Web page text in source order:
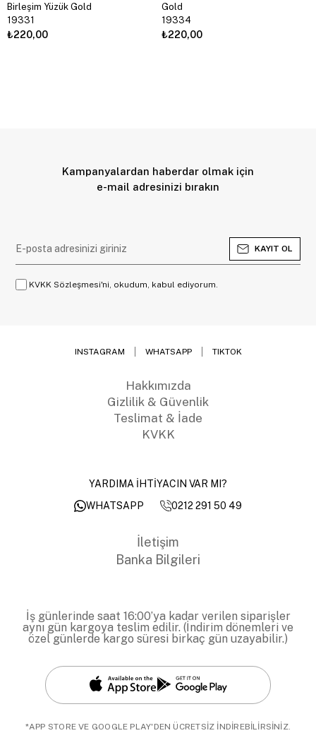
Birleşim Yüzük Gold
19331
₺220,00
Gold
19334
₺220,00
Kampanyalardan haberdar olmak için
e-mail adresinizi bırakın
KAYIT OL
KVKK Sözleşmesi'ni, okudum, kabul ediyorum.
INSTAGRAM WHATSAPP TIKTOK
Hakkımızda
Gizlilik & Güvenlik
Teslimat & İade
KVKK
YARDIMA İHTİYACIN VAR MI?
WHATSAPP
0212 291 50 49
İletişim
Banka Bilgileri
İş günlerinde saat 16:00’ya kadar verilen siparişler
aynı gün kargoya teslim edilir. (İndirim dönemleri ve
özel günlerde kargo süresi birkaç gün uzayabilir.)
*APP STORE VE GOOGLE PLAY'DEN ÜCRETSİZ İNDİREBİLİRSİNİZ.